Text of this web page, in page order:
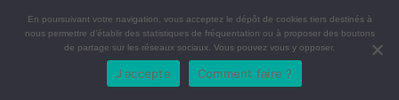
En poursuivant votre navigation, vous acceptez le dépôt de cookies tiers destinés à
nous permettre d’établir des statistiques de fréquentation ou à proposer des boutons
de partage sur les réseaux sociaux. Vous pouvez vous y opposer.
J'accepte Comment faire ?